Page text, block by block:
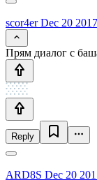
scor4erDec 20
Прям диалог с
Reply
ARD8S Dec 20